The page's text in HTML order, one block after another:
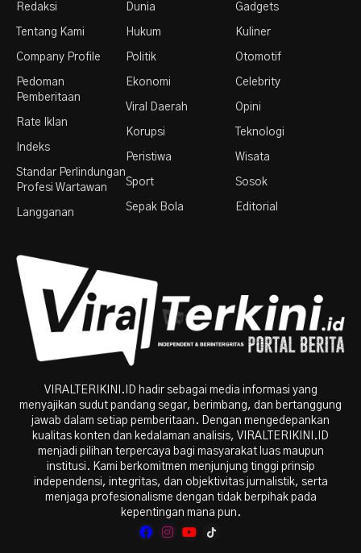
Redaksi
Tentang Kami
Company Profile
Pedoman
Pemberitaan
Rate Iklan
Indeks
Standar Perlindungan
Profesi Wartawan
Langganan
Dunia
Hukum
Politik
Ekonomi
Viral Daerah
Korupsi
Peristiwa
Sport
Sepak Bola
Gadgets
Kuliner
Otomotif
Celebrity
Opini
Teknologi
Wisata
Sosok
Editorial
VIRALTERIKINI.ID hadir sebagai media informasi yang
menyajikan sudut pandang segar, berimbang, dan bertanggung
jawab dalam setiap pemberitaan. Dengan mengedepankan
kualitas konten dan kedalaman analisis, VIRALTERIKINI.ID
menjadi pilihan terpercaya bagi masyarakat luas maupun
institusi. Kami berkomitmen menjunjung tinggi prinsip
independensi, integritas, dan objektivitas jurnalistik, serta
menjaga profesionalisme dengan tidak berpihak pada
kepentingan mana pun.